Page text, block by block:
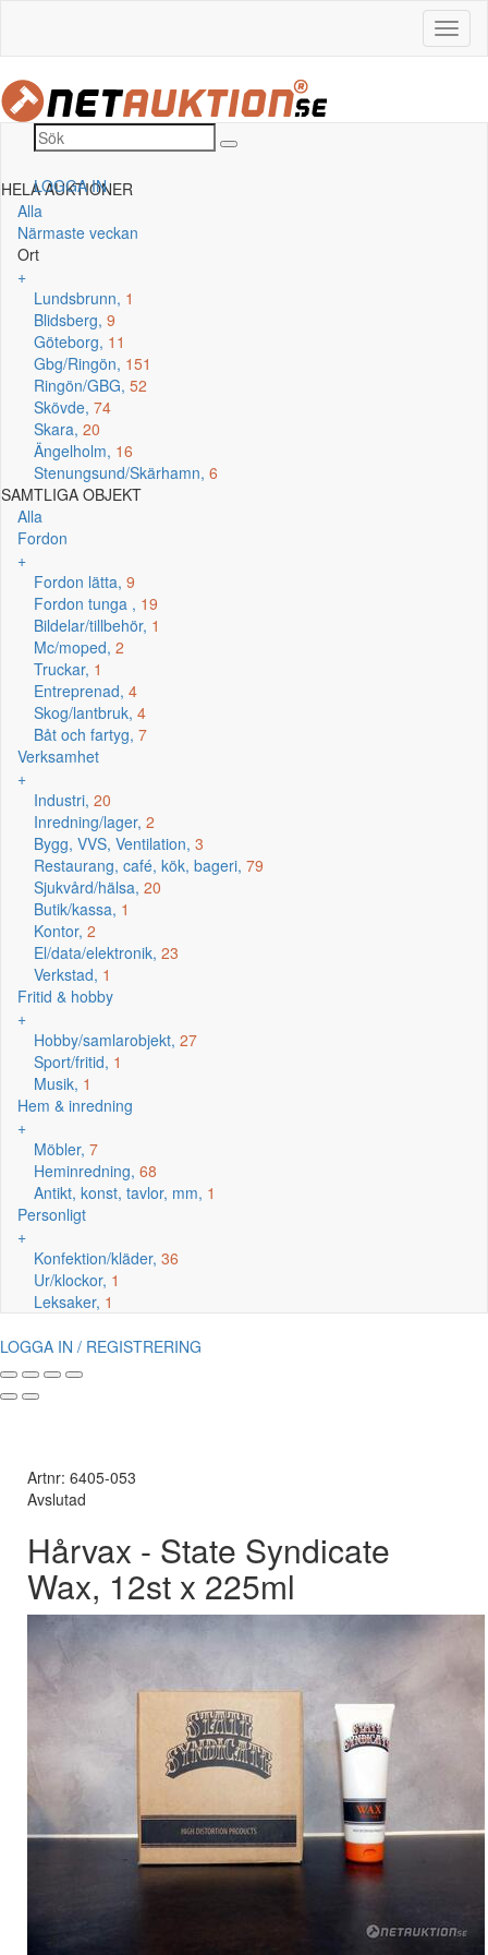
LOGGA IN
HELA AUKTIONER
Alla
Närmaste veckan
Ort
+
Lundsbrunn, 1
Blidsberg, 9
Göteborg, 11
Gbg/Ringön, 151
Ringön/GBG, 52
Skövde, 74
Skara, 20
Ängelholm, 16
Stenungsund/Skärhamn, 6
SAMTLIGA OBJEKT
Alla
Fordon
+
Fordon lätta, 9
Fordon tunga , 19
Bildelar/tillbehör, 1
Mc/moped, 2
Truckar, 1
Entreprenad, 4
Skog/lantbruk, 4
Båt och fartyg, 7
Verksamhet
+
Industri, 20
Inredning/lager, 2
Bygg, VVS, Ventilation, 3
Restaurang, café, kök, bageri, 79
Sjukvård/hälsa, 20
Butik/kassa, 1
Kontor, 2
El/data/elektronik, 23
Verkstad, 1
Fritid & hobby
+
Hobby/samlarobjekt, 27
Sport/fritid, 1
Musik, 1
Hem & inredning
+
Möbler, 7
Heminredning, 68
Antikt, konst, tavlor, mm, 1
Personligt
+
Konfektion/kläder, 36
Ur/klockor, 1
Leksaker, 1
LOGGA IN / REGISTRERING
Artnr: 6405-053
Avslutad
Hårvax - State Syndicate
Wax, 12st x 225ml